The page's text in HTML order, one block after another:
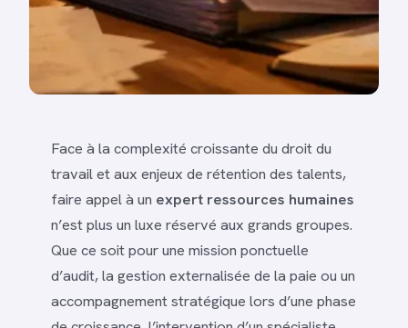
Face à la complexité croissante du droit du
travail et aux enjeux de rétention des talents,
faire appel à un expert ressources humaines
n’est plus un luxe réservé aux grands groupes.
Que ce soit pour une mission ponctuelle
d’audit, la gestion externalisée de la paie ou un
accompagnement stratégique lors d’une phase